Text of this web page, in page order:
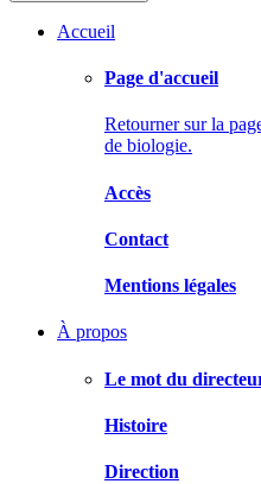
Accueil
Page d'accueil
Retourner sur la
de biologie.
Accès
Contact
Mentions légales
À propos
Le mot du
Histoire
Direction